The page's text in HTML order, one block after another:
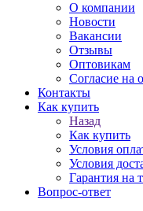
О компании
Новости
Вакансии
Отзывы
Оптовикам
Cогласие на
Контакты
Как купить
Назад
Как купить
Условия
Условия
Гарантия на
Вопрос-ответ